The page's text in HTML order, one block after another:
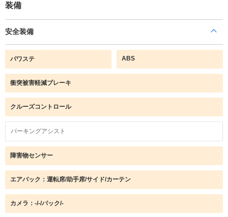
装備
安全装備
パワステ ABS
衝突被害軽減ブレーキ
クルーズコントロール
パーキングアシスト
障害物センサー
エアバック：運転席/助手席/サイド/カーテン
カメラ：-/-/バック/-